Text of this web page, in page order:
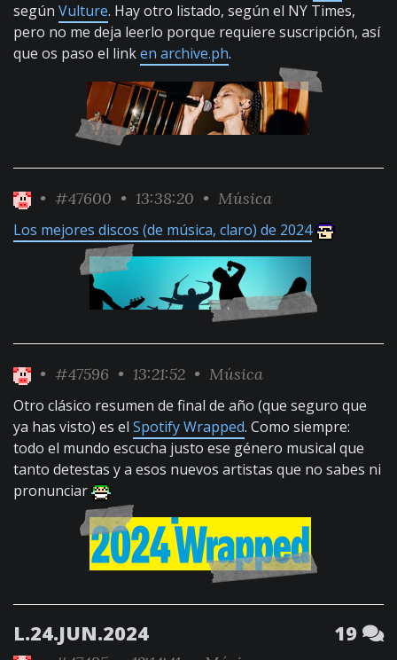
según Vulture. Hay otro listado, según el NY Times,
pero no me deja leerlo porque requiere suscripción, así
que os paso el linken archive.ph.
• #47600 • 13:38:20 • Música
Los mejores discos (de música, claro) de 2024
• #47596 • 13:21:52 • Música
Otro clásico resumen de final de año (que seguro que
ya has visto) es el Spotify Wrapped. Como siempre:
todo el mundo escucha justo ese género musical que
tanto detestas y a esos nuevos artistas que no sabes ni
pronunciar
L.24.JUN.2024 19